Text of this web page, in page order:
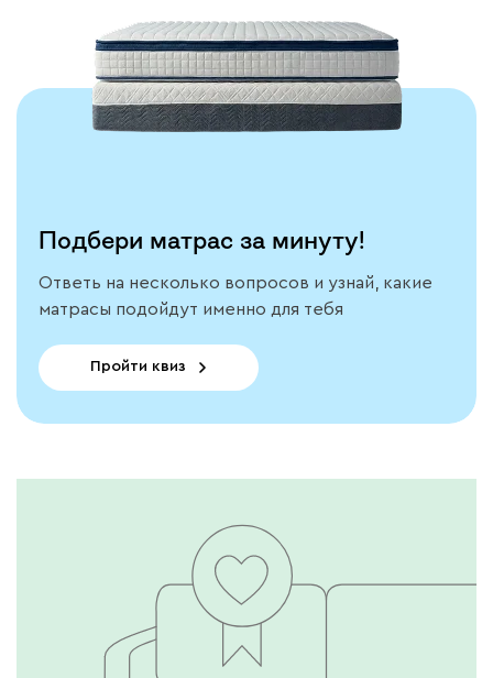
Подбери матрас за минуту!
Ответь на несколько вопросов и узнай, какие
матрасы подойдут именно для тебя
Пройти квиз